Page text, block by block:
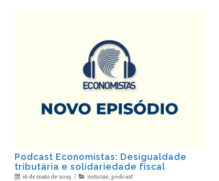
Podcast Economistas: Desigualdade
tributária e solidariedade fiscal
16 de maio de 2025 notícias, podcast